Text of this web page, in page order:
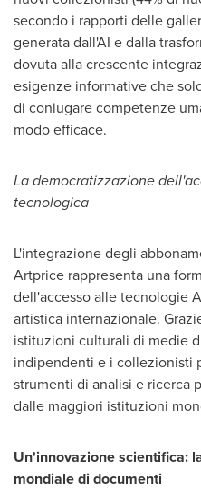
secondo i rapporti delle
generata dall'AI e dalla
dovuta alla crescente
esigenze informative che
di coniugare competenze
modo efficace.
La democratizzazione
tecnologica
L'integrazione degli
Artprice rappresenta una
dell'accesso alle tecnologie
artistica internazionale.
istituzioni culturali di medie
indipendenti e i collezionisti
strumenti di analisi e ricerca
dalle maggiori istituzioni
Un'innovazione scientifica:
mondiale di documenti